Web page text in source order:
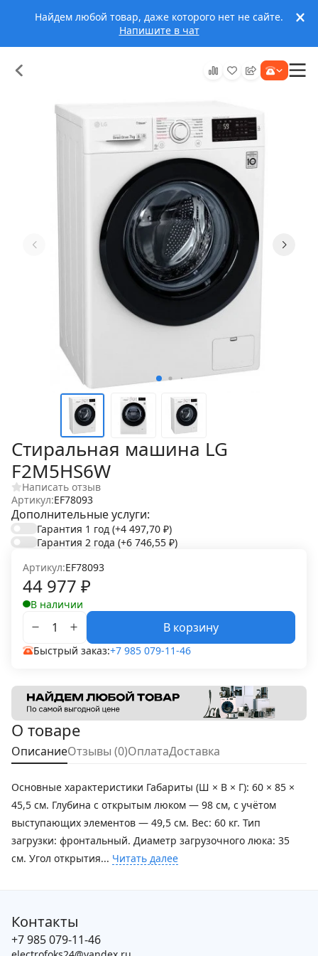
Найдем любой товар, даже которого нет не сайте.
Напишите в чат
Стиральная машина LG
F2M5HS6W
Написать отзыв
Артикул:EF78093
Дополнительные услуги:
Гарантия 1 год (+4 497,70 ₽)
Гарантия 2 года (+6 746,55 ₽)
Артикул:EF78093
44 977 ₽
В наличии
В корзину
Быстрый заказ:+7 985 079-11-46
О товаре
ОписаниеОтзывы (0)ОплатаДоставка
Основные характеристики Габариты (Ш × В × Г): 60 × 85 ×
45,5 см. Глубина с открытым люком — 98 см, с учётом
выступающих элементов — 49,5 см. Вес: 60 кг. Тип
загрузки: фронтальный. Диаметр загрузочного люка: 35
см. Угол открытия... Читать далее
Контакты
+7 985 079-11-46